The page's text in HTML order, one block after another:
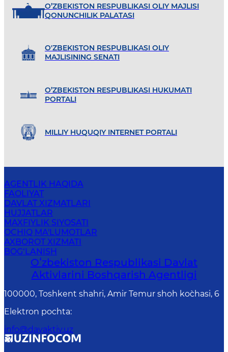
O’ZBEKISTON RESPUBLIKASI OLIY MAJLISI
QONUNCHILIK PALATASI
O'ZBEKISTON RESPUBLIKASI OLIY
MAJLISINING SENATI
O’ZBEKISTON RESPUBLIKASI HUKUMATI
PORTALI
MILLIY HUQUQIY INTERNET PORTALI
AGENTLIK HAQIDA
FAOLIYAT
DAVLAT XIZMATLARI
HUJJATLAR
MAXFIYLIK SIYOSATI
OCHIQ MA'LUMOTLAR
AXBOROT XIZMATI
BOG‘LANISH
Oʻzbekiston Respublikasi Davlat
Aktivlarini Boshqarish Agentligi
100000, Toshkent shahri, Amir Temur shoh ko`chasi, 6
Elektron pochta:
info@davaktiv.uz